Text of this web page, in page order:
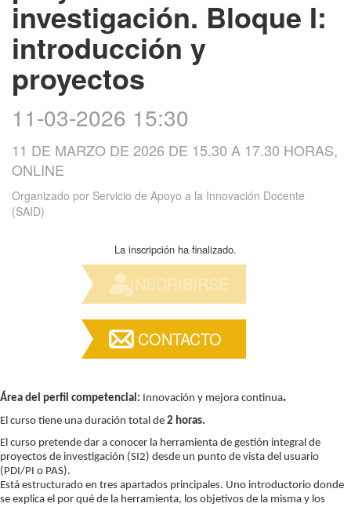
investigación. Bloque I:
introducción y
proyectos
11-03-2026 15:30
11 DE MARZO DE 2026 DE 15.30 A 17.30 HORAS,
ONLINE
Organizado por Servicio de Apoyo a la Innovación Docente
(SAID)
La inscripción ha finalizado.
INSCRIBIRSE
CONTACTO
Área del perfil competencial: Innovación y mejora continua.
El curso tiene una duración total de 2 horas.
El curso pretende dar a conocer la herramienta de gestión integral de
proyectos de investigación (SI2) desde un punto de vista del usuario
(PDI/PI o PAS).
Está estructurado en tres apartados principales. Uno introductorio donde
se explica el por qué de la herramienta, los objetivos de la misma y los